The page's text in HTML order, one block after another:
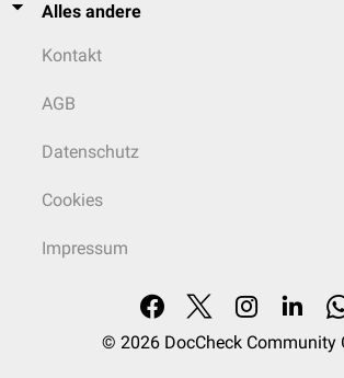
Alles andere
Kontakt
AGB
Datenschutz
Cookies
Impressum
© 2026 DocCheck Community